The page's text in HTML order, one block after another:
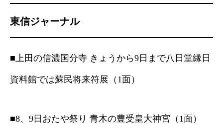
東信ジャーナル
■上田の信濃国分寺 きょうから9日まで八日堂縁日
資料館では蘇民将来符展（1面）
■8、9日おたや祭り 青木の豊受皇大神宮（1面）